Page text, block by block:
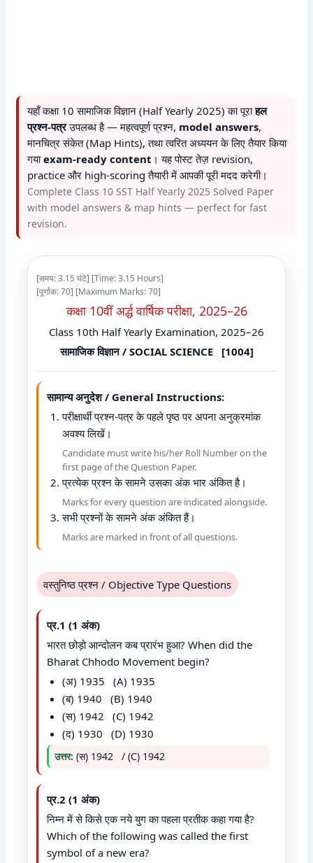
यहाँ कक्षा 10 सामाजिक विज्ञान (Half Yearly 2025) का पूराहल
प्रश्न-पत्रउपलब्ध है — महत्वपूर्ण प्रश्न, model answers,
मानचित्र संकेत (Map Hints), तथा त्वरित अध्ययन के लिए तैयार किया
गयाexam-ready content । यह पोस्ट तेज़ revision,
practice और high-scoring तैयारी में आपकी पूरी मदद करेगी।
Complete Class 10 SST Half Yearly 2025 Solved Paper
with model answers & map hints — perfect for fast
revision.
[समय: 3.15 घंटे] [Time: 3.15 Hours]
[पूर्णांक: 70] [Maximum Marks: 70]
कक्षा 10वीं अर्द्ध वार्षिक परीक्षा, 2025–26
Class 10th Half Yearly Examination, 2025–26
सामाजिक विज्ञान / SOCIAL SCIENCE [1004]
सामान्य अनुदेश / General Instructions:
परीक्षार्थी प्रश्न-पत्र के पहले पृष्ठ पर अपना अनुक्रमांक
अवश्य लिखें।
Candidate must write his/her Roll Number on the
first page of the Question Paper.
प्रत्येक प्रश्न के सामने उसका अंक भार अंकित है।
Marks for every question are indicated alongside.
सभी प्रश्नों के सामने अंक अंकित हैं।
Marks are marked in front of all questions.
वस्तुनिष्ठ प्रश्न / Objective Type Questions
प्र.1 (1 अंक)
भारत छोड़ो आन्दोलन कब प्रारंभ हुआ? When did the
Bharat Chhodo Movement begin?
(अ) 1935 (A) 1935
(ब) 1940 (B) 1940
(स) 1942 (C) 1942
(द) 1930 (D) 1930
उत्तर: (स) 1942 / (C) 1942
प्र.2 (1 अंक)
निम्न में से किसे एक नये युग का पहला प्रतीक कहा गया है?
Which of the following was called the first
symbol of a new era?